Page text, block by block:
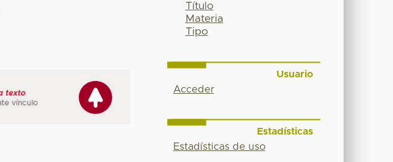
Título
Materia
Tipo
Usuario
Acceder
Estadísticas
Estadísticas de uso